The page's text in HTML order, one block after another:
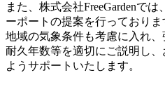
また、株式会社FreeGardenで
ーポートの提案を行っておりま
地域の気象条件も考慮に入れ、
耐久年数等を適切にご説明し
ようサポートいたします。